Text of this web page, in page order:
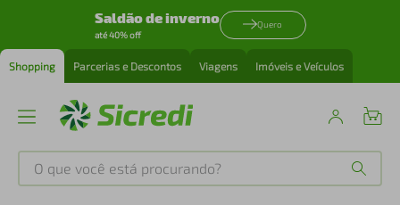
Saldão de inverno
até 40% off
Quero
Shopping Parcerias e Descontos Viagens Imóveis e Veículos
O que você está procurando?